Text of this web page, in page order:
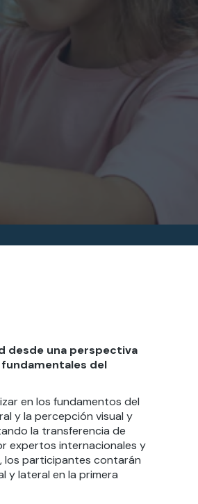
desde una perspectiva
del
en los fundamentos del
y la percepción visual y
la transferencia de
expertos internacionales y
los participantes contarán
y lateral en la primera